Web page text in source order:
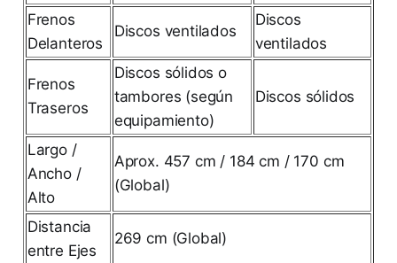
Frenos
Delanteros
Discos ventilados
Discos
ventilados
Frenos
Traseros
Discos sólidos o
tambores (según
equipamiento)
Discos sólidos
Largo /
Ancho /
Alto
Aprox. 457 cm / 184 cm / 170 cm
(Global)
Distancia
entre Ejes
269 cm (Global)